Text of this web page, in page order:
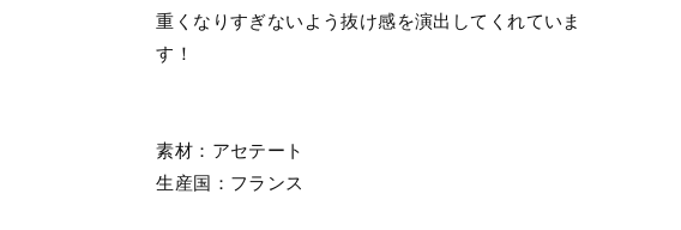
重くなりすぎないよう抜け感を演出してくれていま
す！
素材：アセテート
生産国：フランス